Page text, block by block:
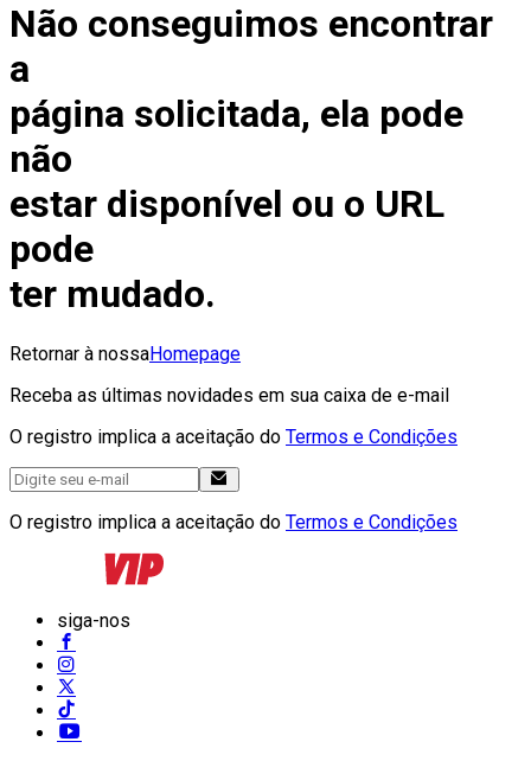
Não conseguimos encontrar
a
página solicitada, ela pode
não
estar disponível ou o URL
pode
ter mudado.
Retornar à nossaHomepage
Receba as últimas novidades em sua caixa de e-mail
O registro implica a aceitação do Termos e Condições
O registro implica a aceitação do Termos e Condições
siga-nos